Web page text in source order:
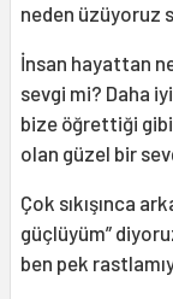
neden üzüyoruz
İnsan hayattan
sevgi mi? Daha
bize öğrettiği
olan güzel bir
Çok sıkışınca
güçlüyüm”
ben pek